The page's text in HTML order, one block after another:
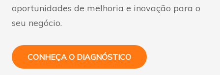
oportunidades de melhoria e inovação para o
seu negócio.
CONHEÇA O DIAGNÓSTICO